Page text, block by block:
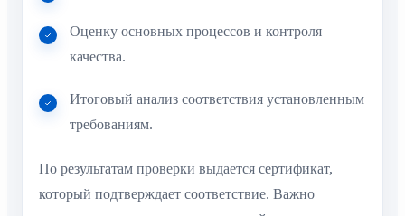
Оценку основных процессов и контроля
качества.
Итоговый анализ соответствия установленным
требованиям.
По результатам проверки выдается сертификат,
который подтверждает соответствие. Важно